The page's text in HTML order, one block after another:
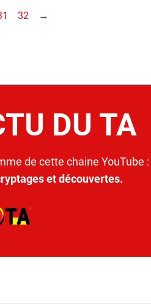
32 →
DU TA
de cette chaine YouTube :
et découvertes.